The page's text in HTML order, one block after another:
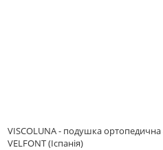
VISCOLUNA - подушка ортопедична
VELFONT (Іспанія)